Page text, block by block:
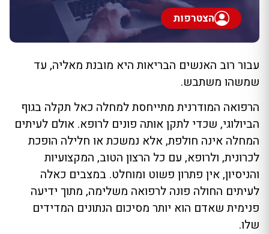
הצטרפות
עבור רוב האנשים הבריאות היא מובנת מאליה, עד
שמשהו משתבש.
הרפואה המודרנית מתייחסת למחלה כאל תקלה בגוף
הביולוגי, שכדי לתקן אותה פונים לרופא. אולם לעיתים
המחלה אינה חולפת, אלא נמשכת או חלילה הופכת
לכרונית, ולרופא, עם כל הרצון הטוב, המקצועיות
והניסיון, אין פתרון פשוט ומוחלט. במצבים כאלה
לעיתים החולה פונה לרפואה משלימה, מתוך ידיעה
פנימית שאדם הוא יותר מסיכום הנתונים המדידים
שלו.